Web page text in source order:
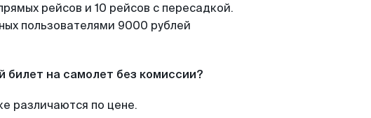
рейсов и 10 рейсов с пересадкой.
пользователями 9000 рублей
билет на самолет без комиссии?
различаются по цене.